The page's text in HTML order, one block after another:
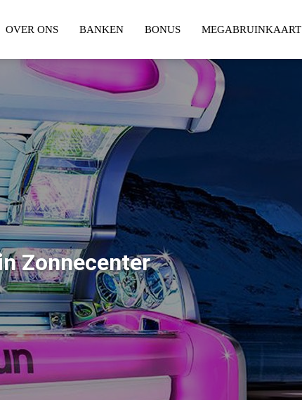
OVER ONS BANKEN BONUS MEGABRUINKAART
Zonnecenter